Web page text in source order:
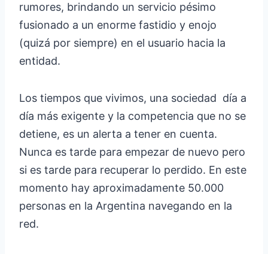
rumores, brindando un servicio pésimo
fusionado a un enorme fastidio y enojo
(quizá por siempre) en el usuario hacia la
entidad.
Los tiempos que vivimos, una sociedad día a
día más exigente y la competencia que no se
detiene, es un alerta a tener en cuenta.
Nunca es tarde para empezar de nuevo pero
si es tarde para recuperar lo perdido. En este
momento hay aproximadamente 50.000
personas en la Argentina navegando en la
red.